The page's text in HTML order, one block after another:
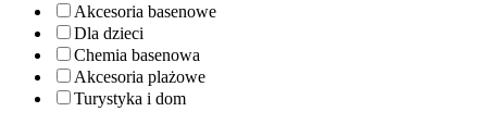
Akcesoria basenowe
Dla dzieci
Chemia basenowa
Akcesoria plażowe
Turystyka i dom